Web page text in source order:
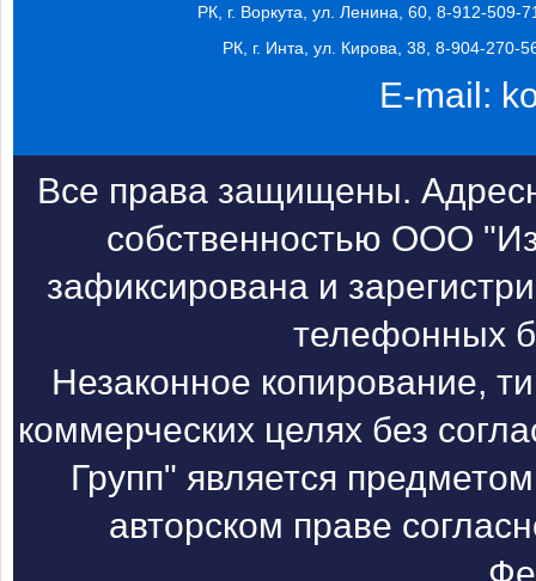
РК, г. Воркута, ул. Ленина, 60, 8-912-509-
РК, г. Инта, ул. Кирова, 38, 8-904-270-
E-mail:
Все права защищены.
собственностью ООО
зафиксирована и
телефонных
Незаконное копирование,
коммерческих целях без
Групп" является
авторском праве